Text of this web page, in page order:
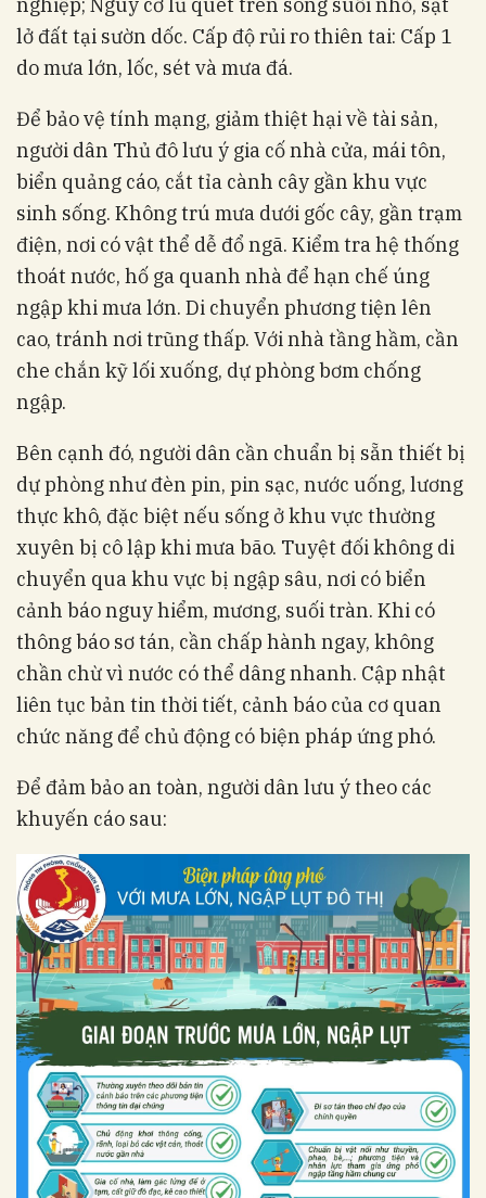
lở đất tại sườn dốc. Cấp độ rủi ro thiên tai: Cấp 1
do mưa lớn, lốc, sét và mưa đá.
Để bảo vệ tính mạng, giảm thiệt hại về tài sản,
người dân Thủ đô lưu ý gia cố nhà cửa, mái tôn,
biển quảng cáo, cắt tỉa cành cây gần khu vực
sinh sống. Không trú mưa dưới gốc cây, gần trạm
điện, nơi có vật thể dễ đổ ngã. Kiểm tra hệ thống
thoát nước, hố ga quanh nhà để hạn chế úng
ngập khi mưa lớn. Di chuyển phương tiện lên
cao, tránh nơi trũng thấp. Với nhà tầng hầm, cần
che chắn kỹ lối xuống, dự phòng bơm chống
ngập.
Bên cạnh đó, người dân cần chuẩn bị sẵn thiết bị
dự phòng như đèn pin, pin sạc, nước uống, lương
thực khô, đặc biệt nếu sống ở khu vực thường
xuyên bị cô lập khi mưa bão. Tuyệt đối không di
chuyển qua khu vực bị ngập sâu, nơi có biển
cảnh báo nguy hiểm, mương, suối tràn. Khi có
thông báo sơ tán, cần chấp hành ngay, không
chần chừ vì nước có thể dâng nhanh. Cập nhật
liên tục bản tin thời tiết, cảnh báo của cơ quan
chức năng để chủ động có biện pháp ứng phó.
Để đảm bảo an toàn, người dân lưu ý theo các
khuyến cáo sau: